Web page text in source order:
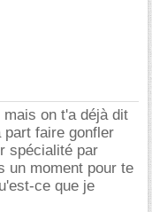
on t'a déjà dit
part faire gonfler
spécialité par
un moment pour te
ce que je